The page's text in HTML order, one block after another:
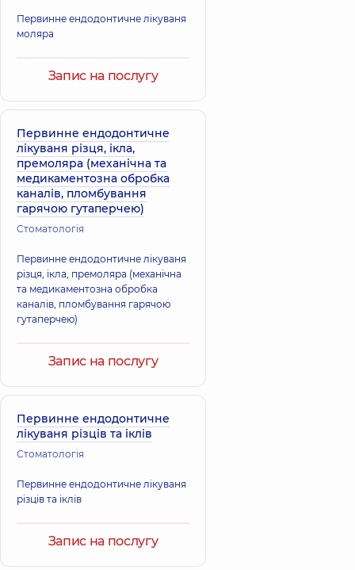
Первинне ендодонтичне лікуваня
моляра
Запис на послугу
Первинне ендодонтичне
лікуваня різця, ікла,
премоляра (механічна та
медикаментозна обробка
каналів, пломбування
гарячою гутаперчею)
Стоматологія
Первинне ендодонтичне лікуваня
різця, ікла, премоляра (механічна
та медикаментозна обробка
каналів, пломбування гарячою
гутаперчею)
Запис на послугу
Первинне ендодонтичне
лікуваня різців та іклів
Стоматологія
Первинне ендодонтичне лікуваня
різців та іклів
Запис на послугу